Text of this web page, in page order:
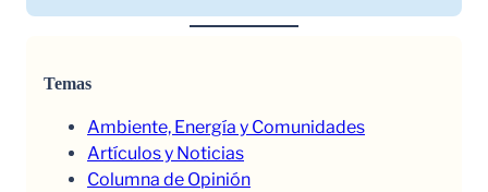
Temas
Ambiente, Energía y Comunidades
Artículos y Noticias
Columna de Opinión